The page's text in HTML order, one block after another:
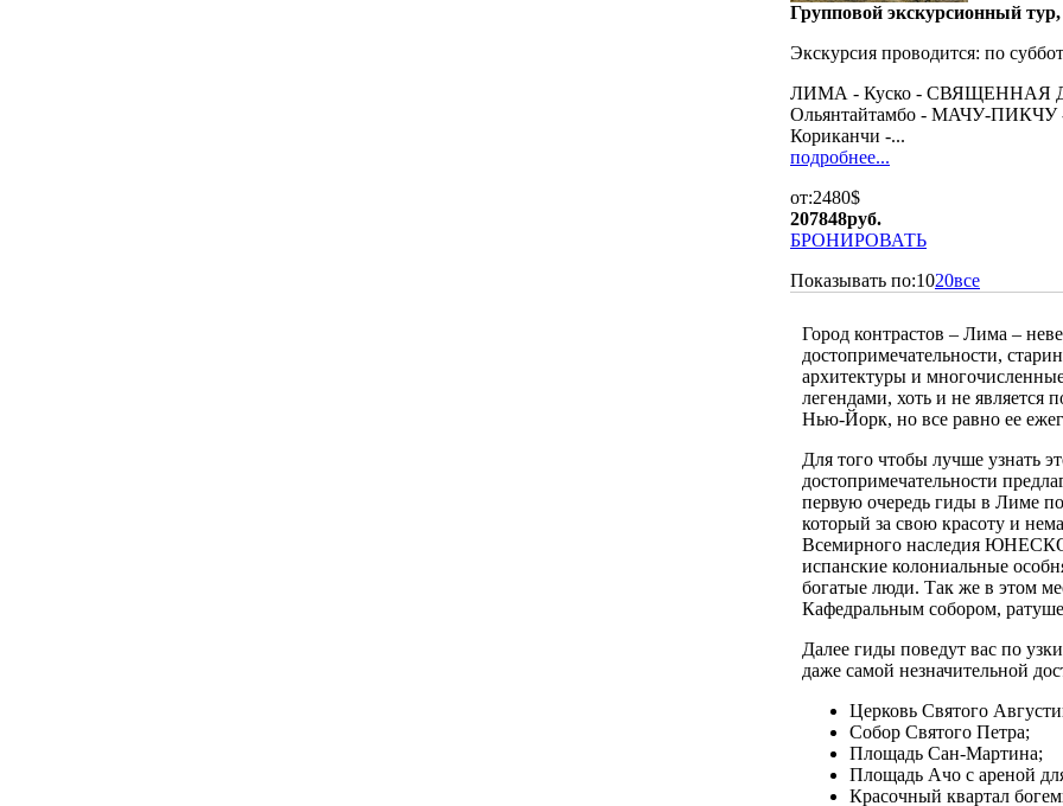
Групповой экскурсионный тур,
Экскурсия проводится: по
ЛИМА - Куско - СВЯЩЕННАЯ
Ольянтайтамбо - МАЧУ-ПИКЧУ -
Кориканчи -...
подробнее...
от:2480$
207848руб.
БРОНИРОВАТЬ
Показывать по:1020все
Город контрастов – Лима –
достопримечательности,
архитектуры и
легендами, хоть и не
Нью-Йорк, но все равно ее
Для того чтобы лучше узнать
достопримечательности
первую очередь гиды в Лиме
который за свою красоту и
Всемирного наследия ЮНЕСКО.
испанские колониальные
богатые люди. Так же в этом
Кафедральным собором,
Далее гиды поведут вас по
даже самой незначительной
Церковь Святого
Собор Святого Петра;
Площадь Сан-Мартина;
Площадь Ачо с ареной
Красочный квартал